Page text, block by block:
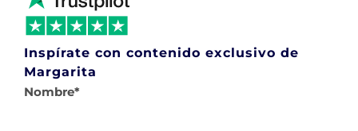
Inspírate con contenido exclusivo de
Margarita
Nombre*